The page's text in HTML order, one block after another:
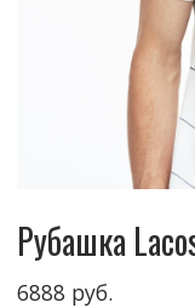
Рубашка
6888 руб.